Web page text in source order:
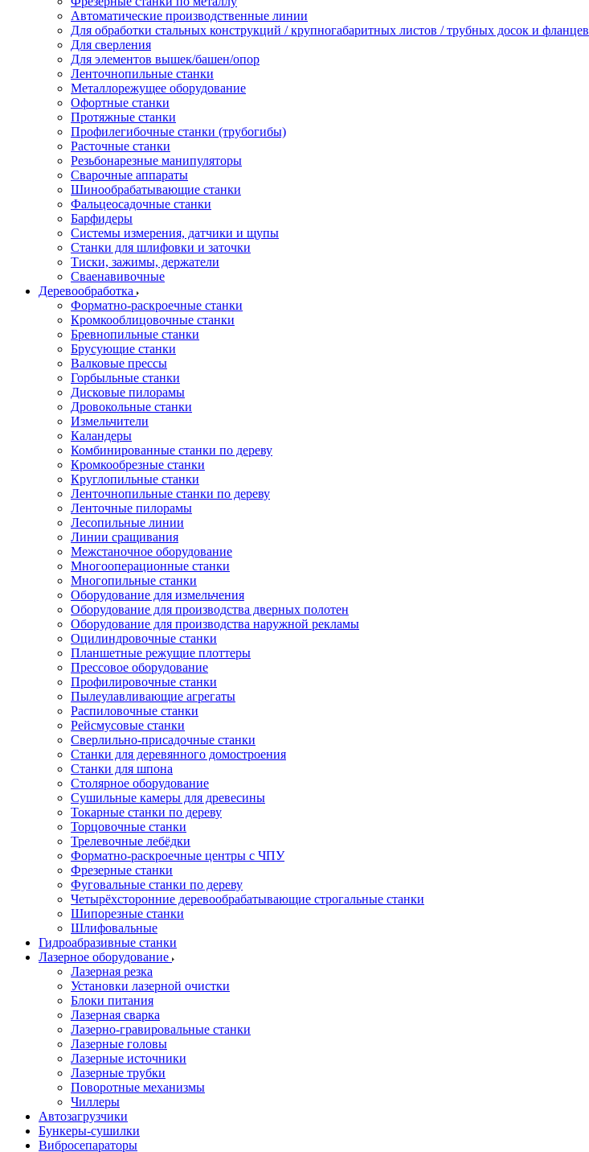
Автоматические производственные линии
Для обработки стальных конструкций / крупногабаритных листов / трубных досок и фланцев
Для сверления
Для элементов вышек/башен/опор
Ленточнопильные станки
Металлорежущее оборудование
Офортные станки
Протяжные станки
Профилегибочные станки (трубогибы)
Расточные станки
Резьбонарезные манипуляторы
Сварочные аппараты
Шинообрабатывающие станки
Фальцеосадочные станки
Барфидеры
Системы измерения, датчики и щупы
Станки для шлифовки и заточки
Тиски, зажимы, держатели
Cваенавивочные
Деревообработка
Форматно-раскроечные станки
Кромкооблицовочные станки
Бревнопильные станки
Брусующие станки
Валковые прессы
Горбыльные станки
Дисковые пилорамы
Дровокольные станки
Измельчители
Каландеры
Комбинированные станки по дереву
Кромкообрезные станки
Круглопильные станки
Ленточнопильные станки по дереву
Ленточные пилорамы
Лесопильные линии
Линии сращивания
Межстаночное оборудование
Многооперационные станки
Многопильные станки
Оборудование для измельчения
Оборудование для производства дверных полотен
Оборудование для производства наружной рекламы
Оцилиндровочные станки
Планшетные режущие плоттеры
Прессовое оборудование
Профилировочные станки
Пылеулавливающие агрегаты
Распиловочные станки
Рейсмусовые станки
Сверлильно-присадочные станки
Станки для деревянного домостроения
Станки для шпона
Столярное оборудование
Сушильные камеры для древесины
Токарные станки по дереву
Торцовочные станки
Трелевочные лебёдки
Форматно-раскроечные центры с ЧПУ
Фрезерные станки
Фуговальные станки по дереву
Четырёхсторонние деревообрабатывающие строгальные станки
Шипорезные станки
Шлифовальные
Гидроабразивные станки
Лазерное оборудование
Лазерная резка
Установки лазерной очистки
Блоки питания
Лазерная сварка
Лазерно-гравировальные станки
Лазерные головы
Лазерные источники
Лазерные трубки
Поворотные механизмы
Чиллеры
Автозагрузчики
Бункеры-сушилки
Вибросепараторы